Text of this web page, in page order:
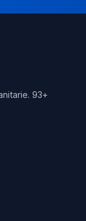
93+